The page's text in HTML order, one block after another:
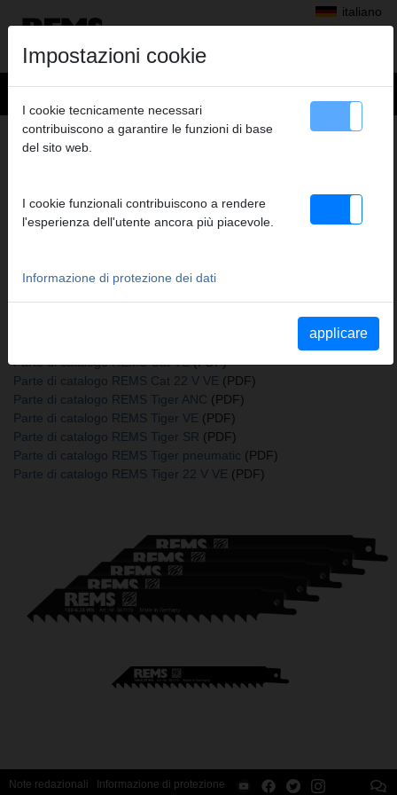
italiano
Prodotti>Segare>Lame da sega REMS> REMS Lama da sega
150-6, 35, CONF. 5 PEZZI
Cod. art. 561119 R05
Katalogauszüge
Parte di catalogo REMS Cat VE(PDF)
Parte di catalogo REMS Cat 22 V VE (PDF)
Parte di catalogo REMS Tiger ANC (PDF)
Parte di catalogo REMS Tiger VE (PDF)
Parte di catalogo REMS Tiger SR (PDF)
Parte di catalogo REMS Tiger pneumatic (PDF)
Parte di catalogo REMS Tiger 22 V VE (PDF)
Note redazionali
Informazione di protezione
Impostazioni cookie
I cookie tecnicamente necessari
contribuiscono a garantire le funzioni di base
del sito web.
I cookie funzionali contribuiscono a rendere
l'esperienza dell'utente ancora più piacevole.
Informazione di protezione dei dati
applicare